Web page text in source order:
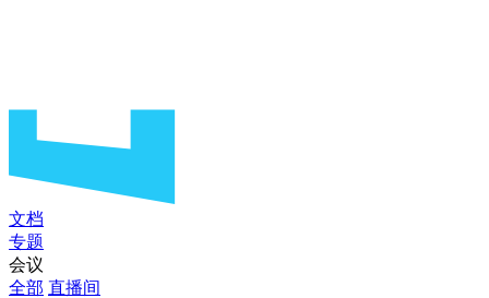
文档
专题
会议
全部 直播间